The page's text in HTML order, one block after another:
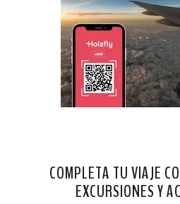
COMPLETA TU VIAJE
EXCURSIONES Y